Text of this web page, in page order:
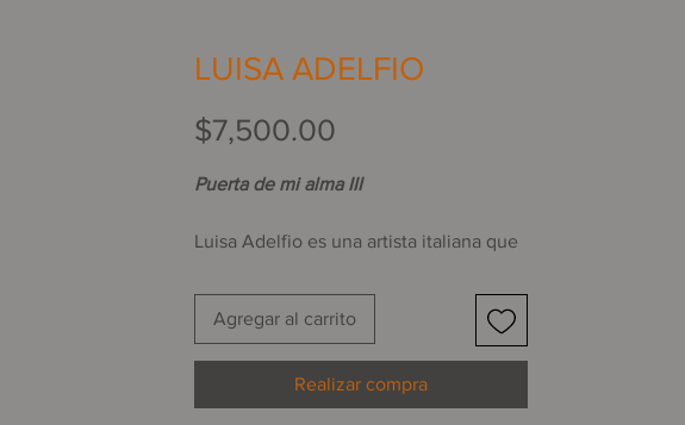
LUISA ADELFIO
$7,500.00
Puerta de mi alma III
Luisa Adelfio es una artista italiana que
impregnarse de sus colores, sus líneas y
su historia milenaria, para después
abocarse a la realización de litografías,
como esta, en las que vierte su
búsqueda del alma.
Agregar al carrito
Realizar compra